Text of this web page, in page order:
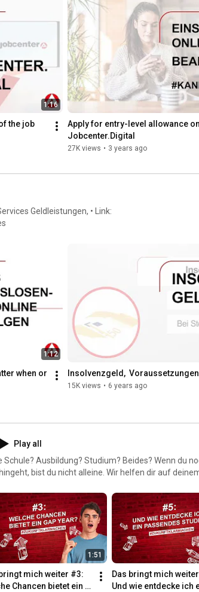
1:16
the job
Apply for entry-level allowance
Jobcenter.Digital
27K views • 3 years ago
Geldleistungen, • Link:
1:12
when or
Insolvenzgeld,
15K views • 6 years ago
Play all
Wenn du noch
bist du nicht alleine. Wir helfen dir auf
1:51
mich weiter #3:
Chancen bietet ein
Das bringt mich
Und wie entdecke ich